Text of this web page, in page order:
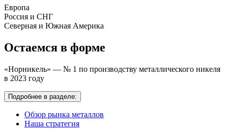
Европа
Россия и СНГ
Северная и Южная Америка
Остаемся в форме
«Норникель» — № 1 по производству металлического никеля
в 2023 году
Подробнее в разделе:
Обзор рынка металлов
Наша стратегия